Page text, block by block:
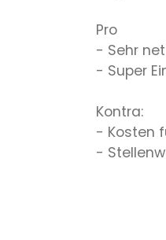
Pro
- Sehr
- Super
Kontra:
- Kosten
-